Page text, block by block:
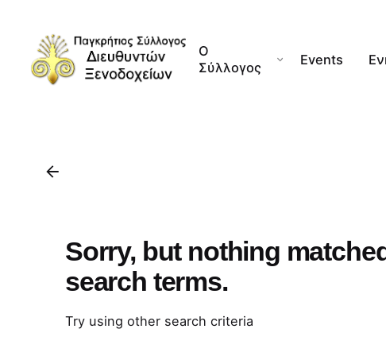
content
Ο
Σύλλογος
Events
Sorry, but nothing
search terms.
Try using other search criteria